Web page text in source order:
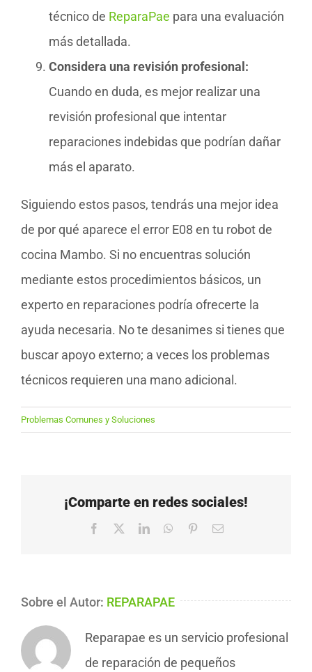
técnico de ReparaPae para una evaluación
más detallada.
Considera una revisión profesional:
Cuando en duda, es mejor realizar una
revisión profesional que intentar
reparaciones indebidas que podrían dañar
más el aparato.
Siguiendo estos pasos, tendrás una mejor idea
de por qué aparece el error E08 en tu robot de
cocina Mambo. Si no encuentras solución
mediante estos procedimientos básicos, un
experto en reparaciones podría ofrecerte la
ayuda necesaria. No te desanimes si tienes que
buscar apoyo externo; a veces los problemas
técnicos requieren una mano adicional.
Problemas Comunes y Soluciones
¡Comparte en redes sociales!
Facebook LinkedInWhatsApp
PinterestCorreo
Sobre el Autor: REPARAPAE
Reparapae es un servicio profesional
de reparación de pequeños